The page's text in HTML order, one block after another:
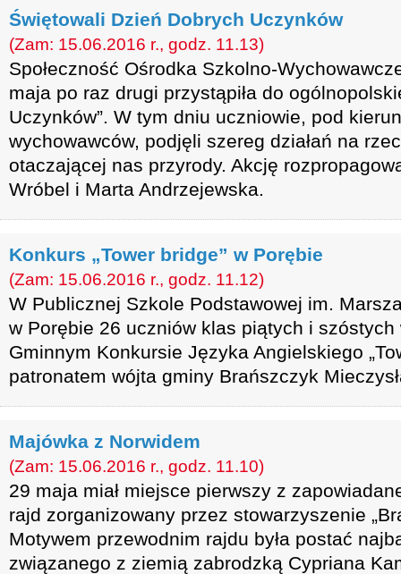
Świętowali Dzień Dobrych Uczynków
(Zam: 15.06.2016 r., godz. 11.13)
Społeczność Ośrodka Szkolno-
maja po raz drugi przystąpiła do
Uczynków”. W tym dniu uczniowie, pod
wychowawców, podjęli szereg działań na
otaczającej nas przyrody. Akcję
Wróbel i Marta Andrzejewska.
Konkurs „Tower bridge” w Porębie
(Zam: 15.06.2016 r., godz. 11.12)
W Publicznej Szkole Podstawowej im.
w Porębie 26 uczniów klas piątych i szóstych
Gminnym Konkursie Języka Angielskiego
patronatem wójta gminy Brańszczyk
Majówka z Norwidem
(Zam: 15.06.2016 r., godz. 11.10)
29 maja miał miejsce pierwszy z
rajd zorganizowany przez stowarzyszenie
Motywem przewodnim rajdu była postać
związanego z ziemią zabrodzką Cypriana